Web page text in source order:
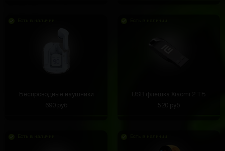
Беспроводные наушники
690 руб
USB флешка Xiaomi 2 ТБ
520 руб